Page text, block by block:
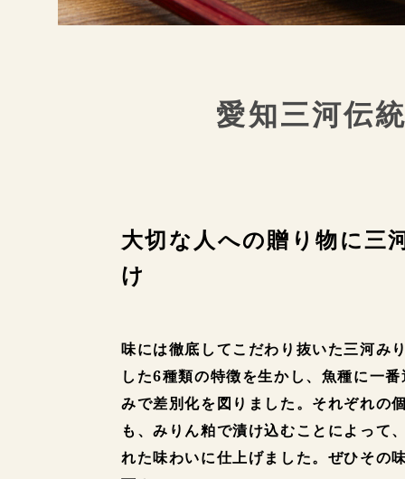
愛知三河
大切な人への贈り物に三
け
味には徹底してこだわり抜いた三河み
した6種類の特徴を生かし、魚種に一
みで差別化を図りました。それぞれの
も、みりん粕で漬け込むことによって
れた味わいに仕上げました。ぜひその